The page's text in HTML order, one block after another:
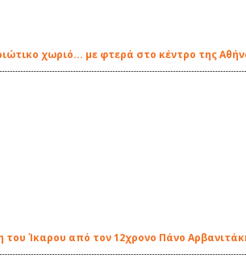
χωριό... με φτερά στο κέντρο της
του Ίκαρου από τον 12χρονο Πάνο